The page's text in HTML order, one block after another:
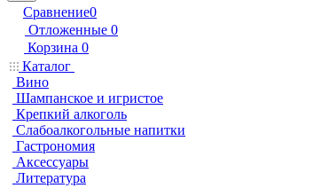
Сравнение0
Отложенные 0
Корзина 0
Каталог
Вино
Шампанское и игристое
Крепкий алкоголь
Слабоалкогольные напитки
Гастрономия
Аксессуары
Литература